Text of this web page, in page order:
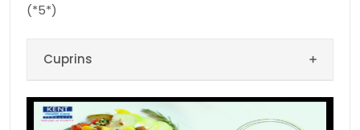
(*5*)
Cuprins